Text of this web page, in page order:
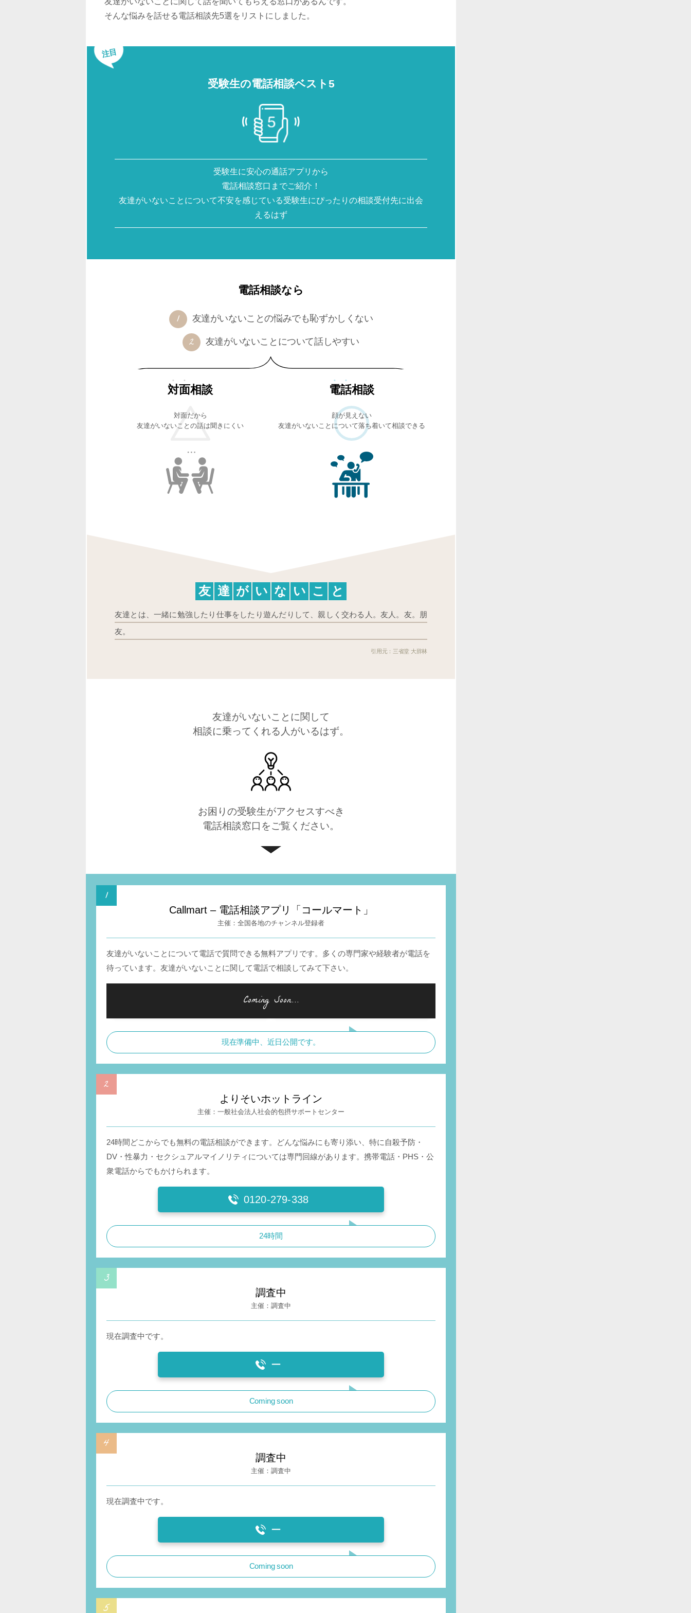
そんな悩みを話せる電話相談先5選をリストにしました。
注目
受験生の電話相談ベスト5
受験生に安心の通話アプリから
電話相談窓口までご紹介！
友達がいないことについて不安を感じている受験生にぴったりの相談受付先に出会
えるはず
電話相談なら
友達がいないことの悩みでも恥ずかしくない
友達がいないことについて話しやすい
対面相談
対面だから
友達がいないことの話は聞きにくい
電話相談
顔が見えない
友達がいないことについて落ち着いて相談できる
友 達 が い な い こ と
友達とは、一緒に勉強したり仕事をしたり遊んだりして、親しく交わる人。友人。友。朋
友。
三省堂 大辞林
友達がいないことに関して
相談に乗ってくれる人がいるはず。
お困りの受験生がアクセスすべき
電話相談窓口をご覧ください。
Callmart – 電話相談アプリ「コールマート」
全国各地のチャンネル登録者
友達がいないことについて電話で質問できる無料アプリです。多くの専門家や経験者が電話を
待っています。友達がいないことに関して電話で相談してみて下さい。
現在準備中、近日公開です。
よりそいホットライン
一般社会法人社会的包摂サポートセンター
24時間どこからでも無料の電話相談ができます。どんな悩みにも寄り添い、特に自殺予防・
DV・性暴力・セクシュアルマイノリティについては専門回線があります。携帯電話・PHS・公
衆電話からでもかけられます。
0120-279-338
24時間
調査中
調査中
現在調査中です。
ー
Coming soon
調査中
調査中
現在調査中です。
ー
Coming soon